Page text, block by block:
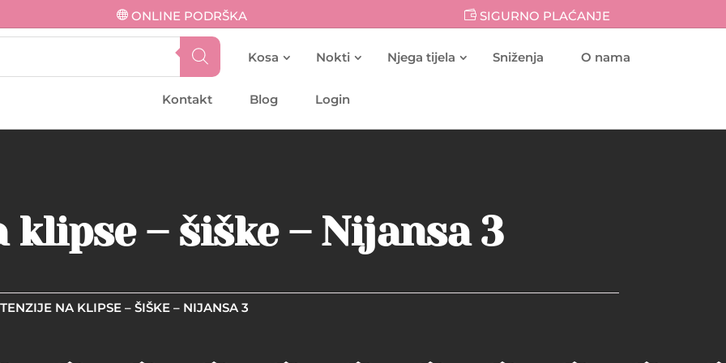
ONLINE PODRŠKA SIGURNO PLAĆANJE
Kosa Nokti Njega tijela Sniženja O nama
Kontakt Blog Login
klipse – šiške – Nijansa 3
NA KLIPSE – ŠIŠKE – NIJANSA 3